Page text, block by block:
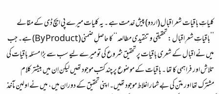
کلیاتِ باقیات شعر اقبال (اردو) پیش خدمت ہے ۔ یہ کلیات میرے پی ایچ ڈی کے مقالے
’’باقیاتِ شعرِ اقبال : تحقیقی و تنقیدی مطالعہ‘‘ کا حاصلِ ضمنی (By Product) ہے۔ جب
میں نے اقبال کے شعری باقیات پر تحقیق شروع کی تو میرے لیے سب سے بڑا مسئلہ باقیات کی
تلاش اور فراہمی کا تھا ۔ باقیات کے موضوع پر چند کتب موجود تھیں لیکن اِن میں بیشتر کلام
مشترک تھا اور متن کی بے شمار اغلاط موجود تھیں۔ اپنی تحقیق کے دوران میں، میں نے اولین مآخذ